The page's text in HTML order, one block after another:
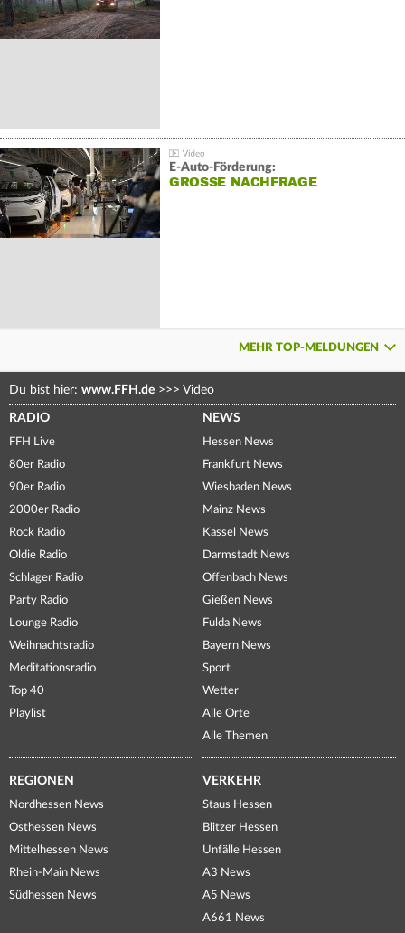
E-Auto-Förderung:
GROSSE NACHFRAGE
MEHR TOP-MELDUNGEN
Du bist hier: www.FFH.de >>> Video
RADIO
FFH Live
80er Radio
90er Radio
2000er Radio
Rock Radio
Oldie Radio
Schlager Radio
Party Radio
Lounge Radio
Weihnachtsradio
Meditationsradio
Top 40
Playlist
NEWS
Hessen News
Frankfurt News
Wiesbaden News
Mainz News
Kassel News
Darmstadt News
Offenbach News
Gießen News
Fulda News
Bayern News
Sport
Wetter
Alle Orte
Alle Themen
REGIONEN
Nordhessen News
Osthessen News
Mittelhessen News
Rhein-Main News
Südhessen News
VERKEHR
Staus Hessen
Blitzer Hessen
Unfälle Hessen
A3 News
A5 News
A661 News